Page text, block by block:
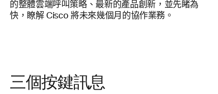
的整體雲端呼叫策略、最新的產品創新，並先睹為
快，瞭解 Cisco 將未來幾個月的協作業務。
三個按鍵訊息